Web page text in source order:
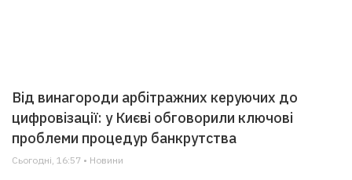
Від винагороди арбітражних керуючих до
цифровізації: у Києві обговорили ключові
проблеми процедур банкрутства
Сьогодні, 16:57 • Новини